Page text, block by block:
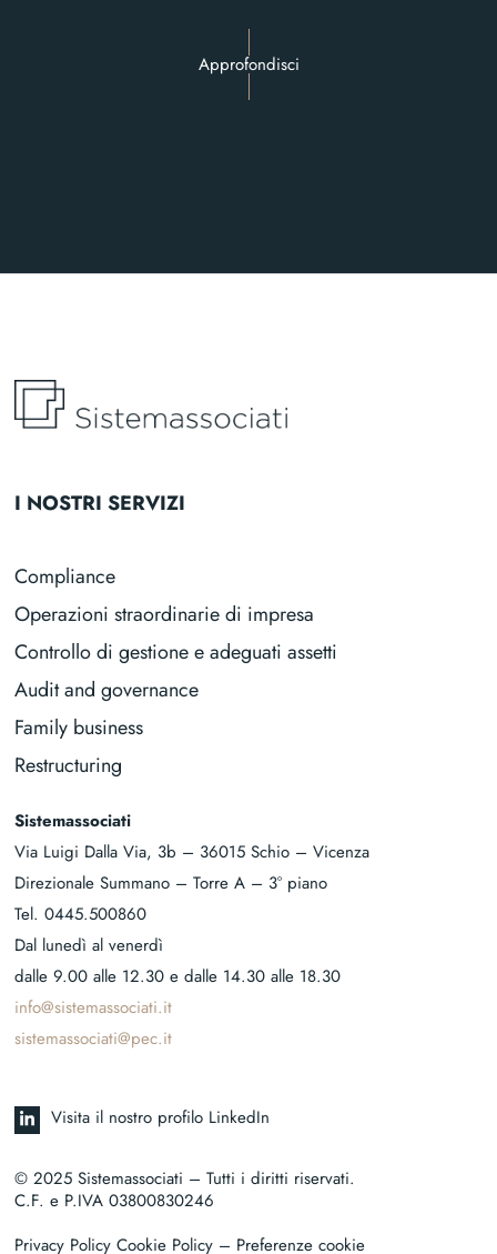
Approfondisci
I NOSTRI SERVIZI
Compliance
Operazioni straordinarie di impresa
Controllo di gestione e adeguati assetti
Audit and governance
Family business
Restructuring
Sistemassociati
Via Luigi Dalla Via, 3b – 36015 Schio – Vicenza
Direzionale Summano – Torre A – 3° piano
Tel.0445.500860
Dal lunedì al venerdì
dalle 9.00 alle 12.30 e dalle 14.30 alle 18.30
info@sistemassociati.it
sistemassociati@pec.it
Visita il nostro profilo LinkedIn
© 2025 Sistemassociati – Tutti i diritti riservati.
C.F. e P.IVA 03800830246
Privacy Policy Cookie Policy – Preferenze cookie